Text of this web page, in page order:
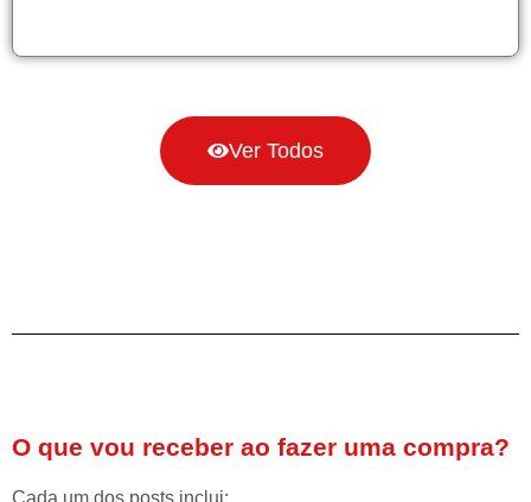
Ver Todos
O que vou receber ao fazer uma compra?
Cada um dos posts inclui: